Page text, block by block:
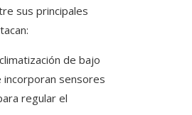
sus principales
de bajo
incorporan sensores
regular el